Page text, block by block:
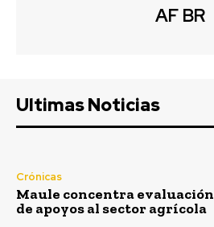
AF BR
Ultimas Noticias
Crónicas
Maule concentra evaluación
de apoyos al sector agrícola